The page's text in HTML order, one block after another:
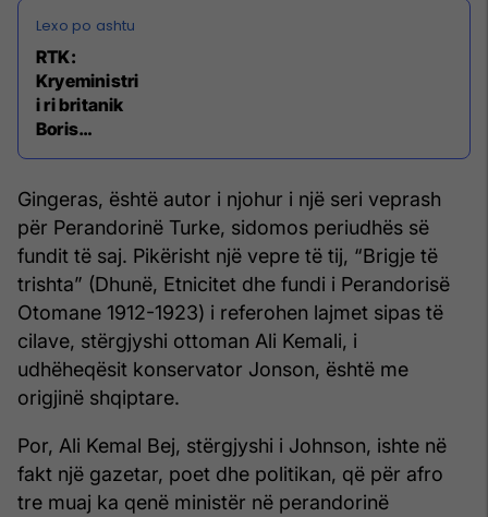
RTK:
Kryeministri
i ri britanik
Boris
shqiptarit Ali
Kemal
Gingeras, është autor i njohur i një seri veprash
për Perandorinë Turke, sidomos periudhës së
fundit të saj. Pikërisht një vepre të tij, “Brigje të
trishta” (Dhunë, Etnicitet dhe fundi i Perandorisë
Otomane 1912-1923) i referohen lajmet sipas të
cilave, stërgjyshi ottoman Ali Kemali, i
udhëheqësit konservator Jonson, është me
origjinë shqiptare.
Por, Ali Kemal Bej, stërgjyshi i Johnson, ishte në
fakt një gazetar, poet dhe politikan, që për afro
tre muaj ka qenë ministër në perandorinë